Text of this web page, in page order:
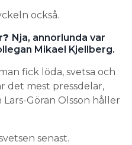
också.
Nja, annorlunda var
Mikael Kjellberg.
fick löda, svetsa och
det mest pressdelar,
Göran Olsson håller
senast.